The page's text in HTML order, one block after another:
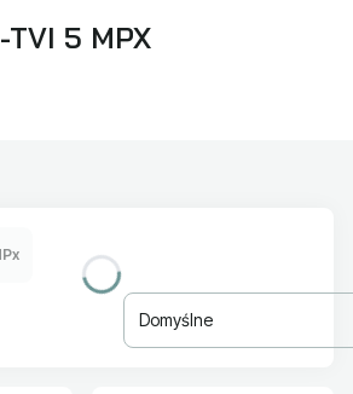
TVI 5 MPX
Domyślne